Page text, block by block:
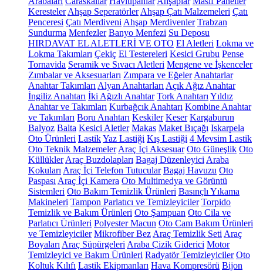
Keresteler Ahşap Seperatörler Ahşap Çatı Malzemeleri Çatı
Penceresi Çatı Merdiveni Ahşap Merdivenler Trabzan
Sundurma Menfezler Banyo Menfezi Su Deposu
HIRDAVAT EL ALETLERİ VE OTO El Aletleri Lokma ve
Lokma Takımları Çekiç El Testereleri Kesici Grubu Pense
Tornavida Seramik ve Sıvacı Aletleri Mengene ve İşkenceler
Zımbalar ve Aksesuarları Zımpara ve Eğeler Anahtarlar
Anahtar Takımları Alyan Anahtarları Açık Ağız Anahtar
İngiliz Anahtarı İki Ağızlı Anahtar Tork Anahtarı Yıldız
Anahtar ve Takımları Kurbağcık Anahtarı Kombine Anahtar
ve Takımları Boru Anahtarı Keskiler Keser Kargaburun
Balyoz Balta Kesici Aletler Makas Maket Bıçağı Iskarpela
Oto Ürünleri LastikYaz Lastiği Kış Lastiği 4 Mevsim Lastik
Oto Teknik Malzemeler Araç İçi Aksesuar Oto Güneşlik Oto
Küllükler Araç Buzdolapları Bagaj Düzenleyici Araba
Kokuları Araç İçi Telefon Tutucular Bagaj Havuzu Oto
Paspası Araç İçi Kamera Oto Multimedya ve Görüntü
Sistemleri Oto Bakım Temizlik Ürünleri Basınçlı Yıkama
Makineleri Tampon Parlatıcı ve Temizleyiciler Torpido
Temizlik ve Bakım Ürünleri Oto Şampuan Oto Cila ve
Parlatıcı Ürünleri Polyester Macun Oto Cam Bakım Ürünleri
ve Temizleyiciler Mikrofiber Bez Araç Temizlik Seti Araç
Boyaları Araç Süpürgeleri Araba Çizik Giderici Motor
Temizleyici ve Bakım Ürünleri Radyatör Temizleyiciler Oto
Koltuk Kılıfı Lastik Ekipmanları Hava Kompresörü Bijon